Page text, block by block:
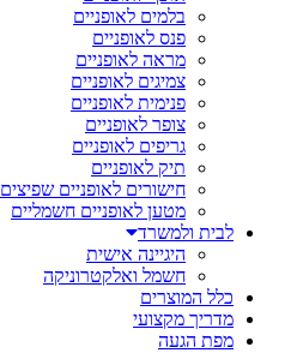
בלמים לאופניים
פנס לאופניים
מראה לאופניים
צמיגים לאופניים
פנימית לאופניים
צופר לאופניים
גריפים לאופניים
תיק לאופניים
חישורים לאופניים שפיצים
מטען לאופניים חשמליים
לבית ולמשרד
היגיינה אישית
חשמל ואלקטרוניקה
כלל המוצרים
מדריך מקצועי
מפת הגעה